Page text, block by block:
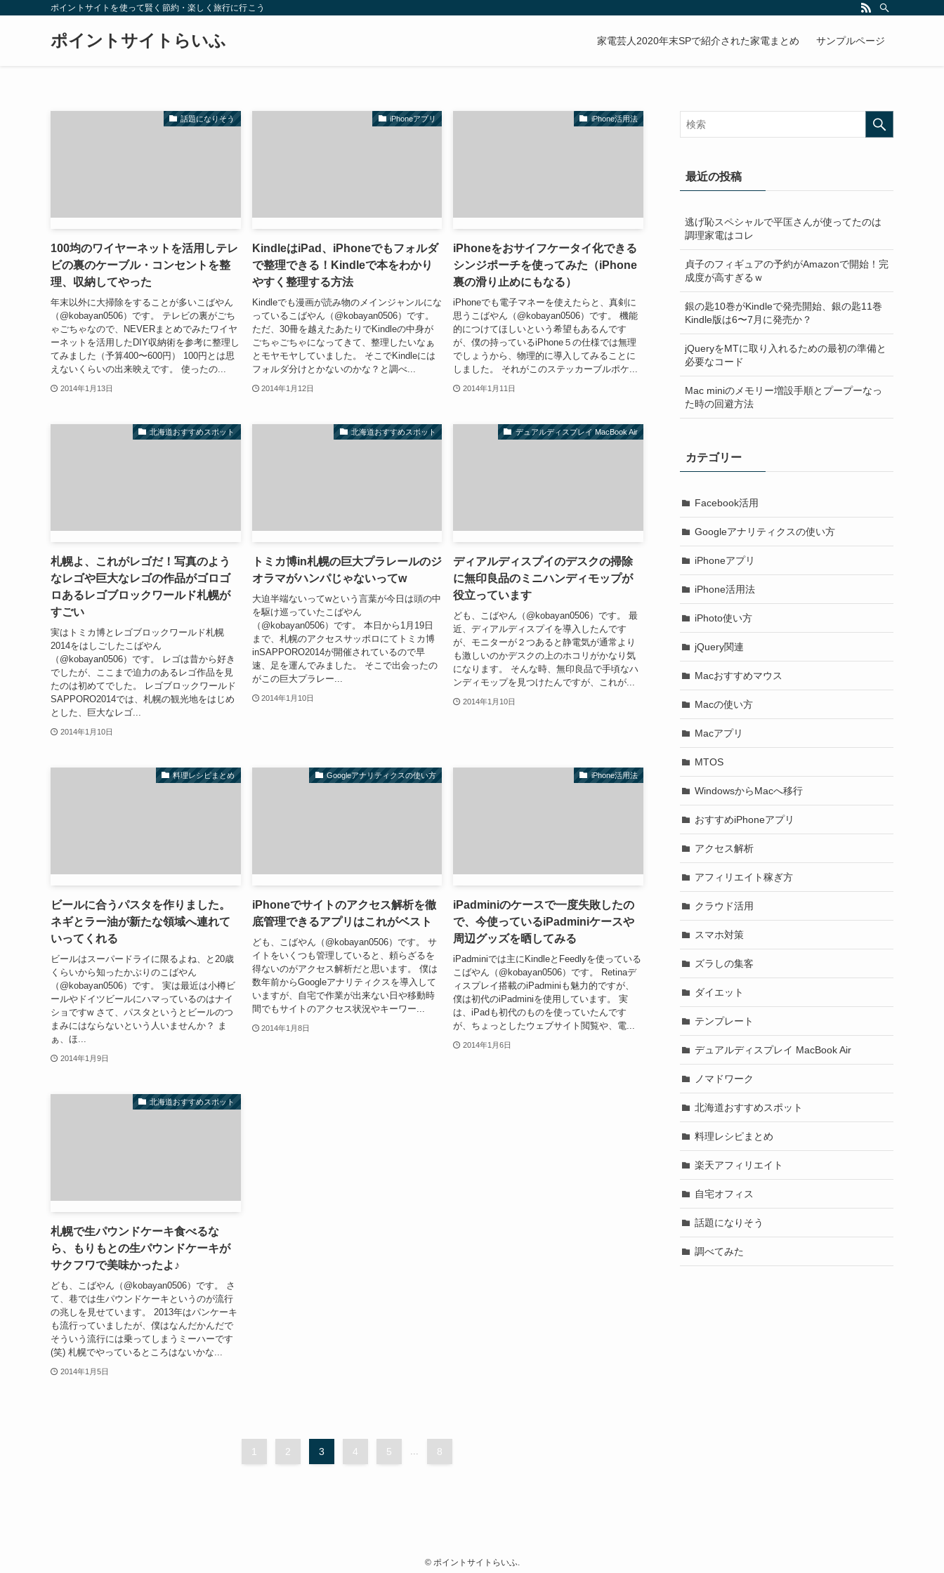
ポイントサイトを使って賢く節約・楽しく旅行に行こう
ポイントサイトらいふ 家電芸人2020年末SPで紹介された家電まとめ サンプルページ
話題になりそう
100均のワイヤーネットを活用しテレ
ビの裏のケーブル・コンセントを整
理、収納してやった
年末以外に大掃除をすることが多いこばやん
（@kobayan0506）です。 テレビの裏がごち
ゃごちゃなので、NEVERまとめでみたワイヤ
ーネットを活用したDIY収納術を参考に整理し
てみました（予算400〜600円） 100円とは思
えないくらいの出来映えです。 使ったの...
2014年1月13日
iPhoneアプリ
KindleはiPad、iPhoneでもフォルダ
で整理できる！Kindleで本をわかり
やすく整理する方法
Kindleでも漫画が読み物のメインジャンルにな
っているこばやん（@kobayan0506）です。
ただ、30冊を越えたあたりでKindleの中身が
ごちゃごちゃになってきて、整理したいなぁ
とモヤモヤしていました。 そこでKindleには
フォルダ分けとかないのかな？と調べ...
2014年1月12日
iPhone活用法
iPhoneをおサイフケータイ化できる
シンジポーチを使ってみた（iPhone
裏の滑り止めにもなる）
iPhoneでも電子マネーを使えたらと、真剣に
思うこばやん（@kobayan0506）です。 機能
的につけてほしいという希望もあるんです
が、僕の持っているiPhone５の仕様では無理
でしょうから、物理的に導入してみることに
しました。 それがこのステッカーブルポケ...
2014年1月11日
北海道おすすめスポット
札幌よ、これがレゴだ！写真のよう
なレゴや巨大なレゴの作品がゴロゴ
ロあるレゴブロックワールド札幌が
すごい
実はトミカ博とレゴブロックワールド札幌
2014をはしごしたこばやん
（@kobayan0506）です。 レゴは昔から好き
でしたが、ここまで迫力のあるレゴ作品を見
たのは初めてでした。 レゴブロックワールド
SAPPORO2014では、札幌の観光地をはじめ
とした、巨大なレゴ...
2014年1月10日
北海道おすすめスポット
トミカ博in札幌の巨大プラレールのジ
オラマがハンパじゃないってw
大迫半端ないってwという言葉が今日は頭の中
を駆け巡っていたこばやん
（@kobayan0506）です。 本日から1月19日
まで、札幌のアクセスサッポロにてトミカ博
inSAPPORO2014が開催されているので早
速、足を運んでみました。 そこで出会ったの
がこの巨大プラレー...
2014年1月10日
デュアルディスプレイ MacBook Air
ディアルディスプイのデスクの掃除
に無印良品のミニハンディモップが
役立っています
ども、こばやん（@kobayan0506）です。 最
近、ディアルディスプイを導入したんです
が、モニターが２つあると静電気が通常より
も激しいのかデスクの上のホコリがかなり気
になります。 そんな時、無印良品で手頃なハ
ンディモップを見つけたんですが、これが...
2014年1月10日
料理レシピまとめ
ビールに合うパスタを作りました。
ネギとラー油が新たな領域へ連れて
いってくれる
ビールはスーパードライに限るよね、と20歳
くらいから知ったかぶりのこばやん
（@kobayan0506）です。 実は最近は小樽ビ
ールやドイツビールにハマっているのはナイ
ショですw さて、パスタというとビールのつ
まみにはならないという人いませんか？ ま
ぁ、ほ...
2014年1月9日
Googleアナリティクスの使い方
iPhoneでサイトのアクセス解析を徹
底管理できるアプリはこれがベスト
ども、こばやん（@kobayan0506）です。 サ
イトをいくつも管理していると、頼らざるを
得ないのがアクセス解析だと思います。 僕は
数年前からGoogleアナリティクスを導入して
いますが、自宅で作業が出来ない日や移動時
間でもサイトのアクセス状況やキーワー...
2014年1月8日
iPhone活用法
iPadminiのケースで一度失敗したの
で、今使っているiPadminiケースや
周辺グッズを晒してみる
iPadminiでは主にKindleとFeedlyを使っている
こばやん（@kobayan0506）です。 Retinaデ
ィスプレイ搭載のiPadminiも魅力的ですが、
僕は初代のiPadminiを使用しています。 実
は、iPadも初代のものを使っていたんです
が、ちょっとしたウェブサイト閲覧や、電...
2014年1月6日
北海道おすすめスポット
札幌で生パウンドケーキ食べるな
ら、もりもとの生パウンドケーキが
サクフワで美味かったよ♪
ども、こばやん（@kobayan0506）です。 さ
て、巷では生パウンドケーキというのが流行
の兆しを見せています。 2013年はパンケーキ
も流行っていましたが、僕はなんだかんだで
そういう流行には乗ってしまうミーハーです
(笑) 札幌でやっているところはないかな...
2014年1月5日
1 2 3 4 5 8
最近の投稿
逃げ恥スペシャルで平匡さんが使ってたのは
調理家電はコレ
貞子のフィギュアの予約がAmazonで開始！完
成度が高すぎるｗ
銀の匙10巻がKindleで発売開始、銀の匙11巻
Kindle版は6〜7月に発売か？
jQueryをMTに取り入れるための最初の準備と
必要なコード
Mac miniのメモリー増設手順とプープーなっ
た時の回避方法
カテゴリー
Facebook活用
Googleアナリティクスの使い方
iPhoneアプリ
iPhone活用法
iPhoto使い方
jQuery関連
Macおすすめマウス
Macの使い方
Macアプリ
MTOS
WindowsからMacへ移行
おすすめiPhoneアプリ
アクセス解析
アフィリエイト稼ぎ方
クラウド活用
スマホ対策
ズラしの集客
ダイエット
テンプレート
デュアルディスプレイ MacBook Air
ノマドワーク
北海道おすすめスポット
料理レシピまとめ
楽天アフィリエイト
自宅オフィス
話題になりそう
調べてみた
©ポイントサイトらいふ.